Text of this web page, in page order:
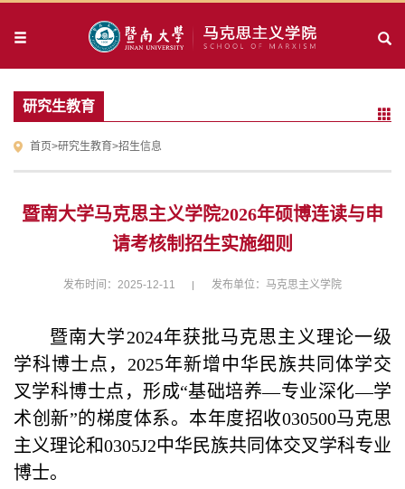
研究生教育
首页>研究生教育>招生信息
暨南大学马克思主义学院2026年硕博连读与申
请考核制招生实施细则
发布时间：2025-12-11 发布单位：马克思主义学院
暨南大学2024年获批马克思主义理论一级
学科博士点，2025年新增中华民族共同体学交
叉学科博士点，形成“基础培养—专业深化—学
术创新”的梯度体系。本年度招收030500马克思
主义理论和0305J2中华民族共同体交叉学科专业
博士。